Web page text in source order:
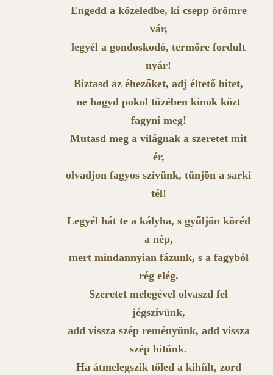
Engedd a közeledbe, ki csepp örömre
vár,
legyél a gondoskodó, termőre fordult
nyár!
Biztasd az éhezőket, adj éltető hitet,
ne hagyd pokol tüzében kínok közt
fagyni meg!
Mutasd meg a világnak a szeretet mit
ér,
olvadjon fagyos szívünk, tűnjön a sarki
tél!
Legyél hát te a kályha, s gyűljön köréd
a nép,
mert mindannyian fázunk, s a fagyból
rég elég.
Szeretet melegével olvaszd fel
jégszívünk,
add vissza szép reményünk, add vissza
szép hitünk.
Ha átmelegszik tőled a kihűlt, zord